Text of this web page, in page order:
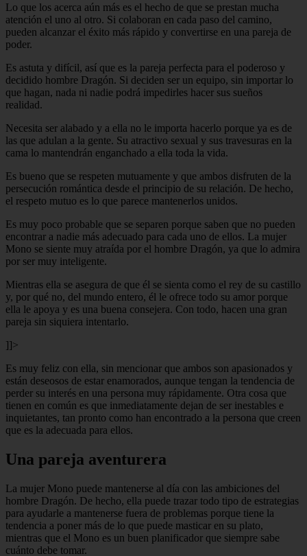
Lo que los acerca aún más es el hecho de que se prestan mucha
atención el uno al otro. Si colaboran en cada paso del camino,
pueden alcanzar el éxito más rápido y convertirse en una pareja de
poder.
Es astuta y difícil, así que es la pareja perfecta para el poderoso y
decidido hombre Dragón. Si deciden ser un equipo, sin importar lo
que hagan, nada ni nadie podrá impedirles hacer sus sueños
realidad.
Necesita ser alabado y a ella no le importa hacerlo porque ya es de
las que adulan a la gente. Su atractivo sexual y sus travesuras en la
cama lo mantendrán enganchado a ella toda la vida.
Es bueno que se respeten mutuamente y que ambos disfruten de la
persecución romántica desde el principio de su relación. De hecho,
el respeto mutuo es lo que parece mantenerlos unidos.
Es muy poco probable que se separen porque saben que no pueden
encontrar a nadie más adecuado para cada uno de ellos. La mujer
Mono se siente muy atraída por el hombre Dragón, ya que lo admira
por ser muy inteligente.
Mientras ella se asegura de que él se sienta como el rey de su castillo
y, por qué no, del mundo entero, él le ofrece todo su amor porque
ella le apoya y es una buena consejera. Con todo, hacen una gran
pareja sin siquiera intentarlo.
]]>
Es muy feliz con ella, sin mencionar que ambos son apasionados y
están deseosos de estar enamorados, aunque tengan la tendencia de
perder su interés en una persona muy rápidamente. Otra cosa que
tienen en común es que inmediatamente dejan de ser inestables e
inquietantes, tan pronto como han encontrado a la persona que creen
que es la adecuada para ellos.
Una pareja aventurera
La mujer Mono puede mantenerse al día con las ambiciones del
hombre Dragón. De hecho, ella puede trazar todo tipo de estrategias
para ayudarle a mantenerse fuera de problemas porque tiene la
tendencia a poner más de lo que puede masticar en su plato,
mientras que el Mono es un buen planificador que siempre sabe
cuánto debe tomar.